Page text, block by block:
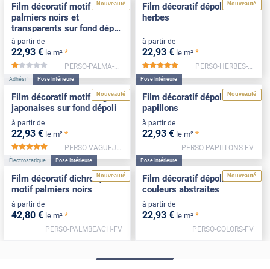
Nouveauté
Film décoratif motif
palmiers noirs et
transparents sur fond dépoli
blanc
à partir de
22,93 € le m² *
*****
PERSO-PALMA-FV
Nouveauté
Film décoratif dépoli motif
herbes
à partir de
22,93 € le m² *
*****
PERSO-HERBES-FV
Nouveauté
Adhésif Pose Intérieure
Film décoratif motif vagues
japonaises sur fond dépoli
à partir de
22,93 € le m² *
*****
PERSO-VAGUEJAPON-FV
Nouveauté
Pose Intérieure
Film décoratif dépoli motif
papillons
à partir de
22,93 € le m² *
PERSO-PAPILLONS-FV
Nouveauté
Électrostatique Pose Intérieure
Film décoratif dichroïque
motif palmiers noirs
à partir de
42,80 € le m² *
PERSO-PALMBEACH-FV
Nouveauté
Pose Intérieure
Film décoratif dépoli motif
couleurs abstraites
à partir de
22,93 € le m² *
PERSO-COLORS-FV